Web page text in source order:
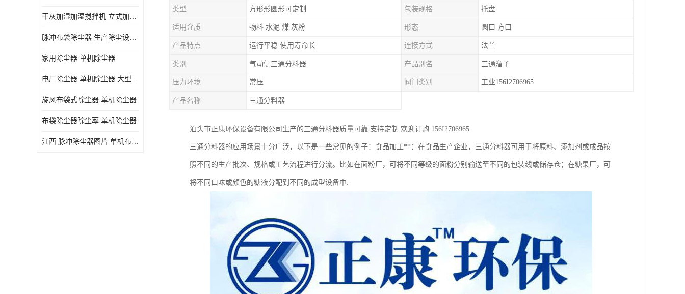
干灰加湿加湿搅拌机 立式加湿机消化机 双轴
脉冲布袋除尘器 生产除尘设备厂家
家用除尘器 单机除尘器
电厂除尘器 单机除尘器 大型除尘器制作厂家
旋风布袋式除尘器 单机除尘器
布袋除尘器除尘率 单机除尘器
江西 脉冲除尘器图片 单机布袋除尘器 规格齐全
类型 方形形圆形可定制 包装规格 托盘
适用介质 物料 水泥 煤 灰粉 形态 圆口 方口
产品特点 运行平稳 使用寿命长 连接方式 法兰
类别 气动侧三通分料器 产品别名 三通溜子
压力环境 常压 阀门类别 工业156I2706965
产品名称 三通分料器
泊头市正康环保设备有限公司生产的三通分料器质量可靠 支持定制 欢迎订购 156I2706965
三通分料器的应用场景十分广泛，以下是一些常见的例子：食品加工**：在食品生产企业，三通分料器可用于将原料、添加剂或成品按
照不同的生产批次、规格或工艺流程进行分流。比如在面粉厂，可将不同等级的面粉分别输送至不同的包装线或储存仓；在糖果厂，可
将不同口味或颜色的糖液分配到不同的成型设备中.